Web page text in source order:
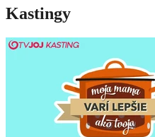
Kastingy